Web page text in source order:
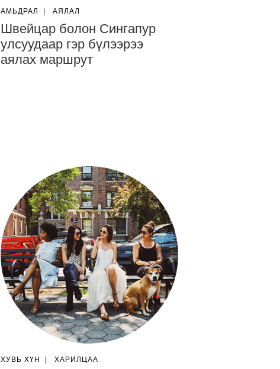
АМЬДРАЛ АЯЛАЛ
Швейцар болон Сингапур
улсуудаар гэр бүлээрээ
аялах маршрут
ХУВЬ ХҮН ХАРИЛЦАА